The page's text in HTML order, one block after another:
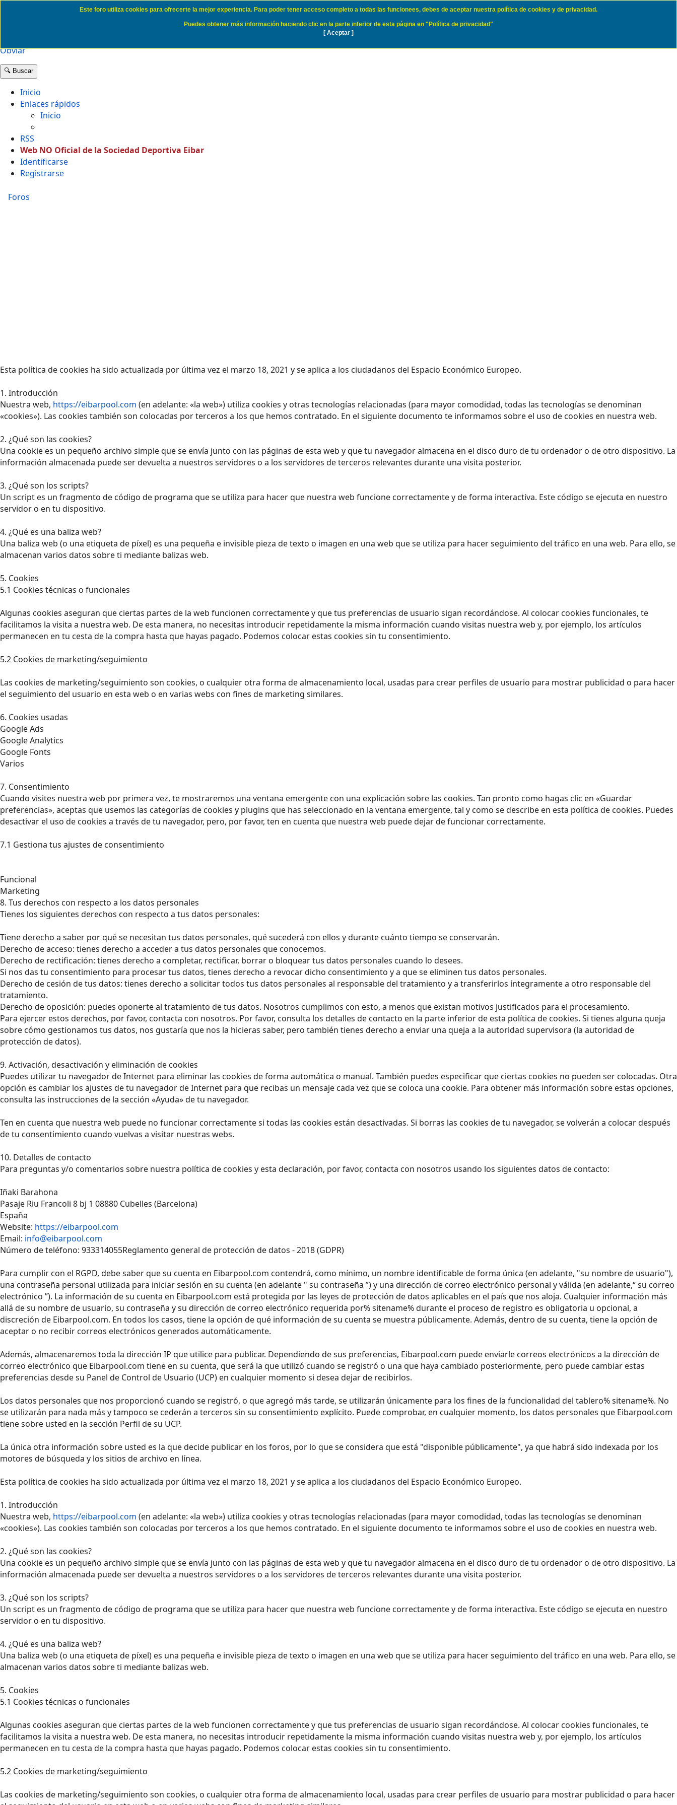
Politica de Cookies SD Eibar
Obviar
🔍 Buscar
Inicio
Enlaces rápidos
Inicio
RSS
Web NO Oficial de la Sociedad Deportiva Eibar
Identificarse
Registrarse
Foros
Esta política de cookies ha sido actualizada por última vez el marzo 18, 2021 y se aplica a los ciudadanos del Espacio Económico Europeo.
1. Introducción
Nuestra web, https://eibarpool.com (en adelante: «la web») utiliza cookies y otras tecnologías relacionadas (para mayor comodidad, todas las tecnologías se denominan
«cookies»). Las cookies también son colocadas por terceros a los que hemos contratado. En el siguiente documento te informamos sobre el uso de cookies en nuestra web.
2. ¿Qué son las cookies?
Una cookie es un pequeño archivo simple que se envía junto con las páginas de esta web y que tu navegador almacena en el disco duro de tu ordenador o de otro dispositivo. La
información almacenada puede ser devuelta a nuestros servidores o a los servidores de terceros relevantes durante una visita posterior.
3. ¿Qué son los scripts?
Un script es un fragmento de código de programa que se utiliza para hacer que nuestra web funcione correctamente y de forma interactiva. Este código se ejecuta en nuestro
servidor o en tu dispositivo.
4. ¿Qué es una baliza web?
Una baliza web (o una etiqueta de píxel) es una pequeña e invisible pieza de texto o imagen en una web que se utiliza para hacer seguimiento del tráfico en una web. Para ello, se
almacenan varios datos sobre ti mediante balizas web.
5. Cookies
5.1 Cookies técnicas o funcionales
Algunas cookies aseguran que ciertas partes de la web funcionen correctamente y que tus preferencias de usuario sigan recordándose. Al colocar cookies funcionales, te
facilitamos la visita a nuestra web. De esta manera, no necesitas introducir repetidamente la misma información cuando visitas nuestra web y, por ejemplo, los artículos
permanecen en tu cesta de la compra hasta que hayas pagado. Podemos colocar estas cookies sin tu consentimiento.
5.2 Cookies de marketing/seguimiento
Las cookies de marketing/seguimiento son cookies, o cualquier otra forma de almacenamiento local, usadas para crear perfiles de usuario para mostrar publicidad o para hacer
el seguimiento del usuario en esta web o en varias webs con fines de marketing similares.
6. Cookies usadas
Google Ads
Google Analytics
Google Fonts
Varios
7. Consentimiento
Cuando visites nuestra web por primera vez, te mostraremos una ventana emergente con una explicación sobre las cookies. Tan pronto como hagas clic en «Guardar
preferencias», aceptas que usemos las categorías de cookies y plugins que has seleccionado en la ventana emergente, tal y como se describe en esta política de cookies. Puedes
desactivar el uso de cookies a través de tu navegador, pero, por favor, ten en cuenta que nuestra web puede dejar de funcionar correctamente.
7.1 Gestiona tus ajustes de consentimiento
Funcional
Marketing
8. Tus derechos con respecto a los datos personales
Tienes los siguientes derechos con respecto a tus datos personales:
Tiene derecho a saber por qué se necesitan tus datos personales, qué sucederá con ellos y durante cuánto tiempo se conservarán.
Derecho de acceso: tienes derecho a acceder a tus datos personales que conocemos.
Derecho de rectificación: tienes derecho a completar, rectificar, borrar o bloquear tus datos personales cuando lo desees.
Si nos das tu consentimiento para procesar tus datos, tienes derecho a revocar dicho consentimiento y a que se eliminen tus datos personales.
Derecho de cesión de tus datos: tienes derecho a solicitar todos tus datos personales al responsable del tratamiento y a transferirlos íntegramente a otro responsable del
tratamiento.
Derecho de oposición: puedes oponerte al tratamiento de tus datos. Nosotros cumplimos con esto, a menos que existan motivos justificados para el procesamiento.
Para ejercer estos derechos, por favor, contacta con nosotros. Por favor, consulta los detalles de contacto en la parte inferior de esta política de cookies. Si tienes alguna queja
sobre cómo gestionamos tus datos, nos gustaría que nos la hicieras saber, pero también tienes derecho a enviar una queja a la autoridad supervisora (la autoridad de
protección de datos).
9. Activación, desactivación y eliminación de cookies
Puedes utilizar tu navegador de Internet para eliminar las cookies de forma automática o manual. También puedes especificar que ciertas cookies no pueden ser colocadas. Otra
opción es cambiar los ajustes de tu navegador de Internet para que recibas un mensaje cada vez que se coloca una cookie. Para obtener más información sobre estas opciones,
consulta las instrucciones de la sección «Ayuda» de tu navegador.
Ten en cuenta que nuestra web puede no funcionar correctamente si todas las cookies están desactivadas. Si borras las cookies de tu navegador, se volverán a colocar después
de tu consentimiento cuando vuelvas a visitar nuestras webs.
10. Detalles de contacto
Para preguntas y/o comentarios sobre nuestra política de cookies y esta declaración, por favor, contacta con nosotros usando los siguientes datos de contacto:
Iñaki Barahona
Pasaje Riu Francoli 8 bj 1 08880 Cubelles (Barcelona)
España
Website: https://eibarpool.com
Email: info@eibarpool.com
Número de teléfono: 933314055Reglamento general de protección de datos - 2018 (GDPR)
Para cumplir con el RGPD, debe saber que su cuenta en Eibarpool.com contendrá, como mínimo, un nombre identificable de forma única (en adelante, "su nombre de usuario"),
una contraseña personal utilizada para iniciar sesión en su cuenta (en adelante " su contraseña ”) y una dirección de correo electrónico personal y válida (en adelante,“ su correo
electrónico ”). La información de su cuenta en Eibarpool.com está protegida por las leyes de protección de datos aplicables en el país que nos aloja. Cualquier información más
allá de su nombre de usuario, su contraseña y su dirección de correo electrónico requerida por% sitename% durante el proceso de registro es obligatoria u opcional, a
discreción de Eibarpool.com. En todos los casos, tiene la opción de qué información de su cuenta se muestra públicamente. Además, dentro de su cuenta, tiene la opción de
aceptar o no recibir correos electrónicos generados automáticamente.
Además, almacenaremos toda la dirección IP que utilice para publicar. Dependiendo de sus preferencias, Eibarpool.com puede enviarle correos electrónicos a la dirección de
correo electrónico que Eibarpool.com tiene en su cuenta, que será la que utilizó cuando se registró o una que haya cambiado posteriormente, pero puede cambiar estas
preferencias desde su Panel de Control de Usuario (UCP) en cualquier momento si desea dejar de recibirlos.
Los datos personales que nos proporcionó cuando se registró, o que agregó más tarde, se utilizarán únicamente para los fines de la funcionalidad del tablero% sitename%. No
se utilizarán para nada más y tampoco se cederán a terceros sin su consentimiento explícito. Puede comprobar, en cualquier momento, los datos personales que Eibarpool.com
tiene sobre usted en la sección Perfil de su UCP.
La única otra información sobre usted es la que decide publicar en los foros, por lo que se considera que está "disponible públicamente", ya que habrá sido indexada por los
motores de búsqueda y los sitios de archivo en línea.
Esta política de cookies ha sido actualizada por última vez el marzo 18, 2021 y se aplica a los ciudadanos del Espacio Económico Europeo.
1. Introducción
Nuestra web, https://eibarpool.com (en adelante: «la web») utiliza cookies y otras tecnologías relacionadas (para mayor comodidad, todas las tecnologías se denominan
«cookies»). Las cookies también son colocadas por terceros a los que hemos contratado. En el siguiente documento te informamos sobre el uso de cookies en nuestra web.
2. ¿Qué son las cookies?
Una cookie es un pequeño archivo simple que se envía junto con las páginas de esta web y que tu navegador almacena en el disco duro de tu ordenador o de otro dispositivo. La
información almacenada puede ser devuelta a nuestros servidores o a los servidores de terceros relevantes durante una visita posterior.
3. ¿Qué son los scripts?
Un script es un fragmento de código de programa que se utiliza para hacer que nuestra web funcione correctamente y de forma interactiva. Este código se ejecuta en nuestro
servidor o en tu dispositivo.
4. ¿Qué es una baliza web?
Una baliza web (o una etiqueta de píxel) es una pequeña e invisible pieza de texto o imagen en una web que se utiliza para hacer seguimiento del tráfico en una web. Para ello, se
almacenan varios datos sobre ti mediante balizas web.
5. Cookies
5.1 Cookies técnicas o funcionales
Algunas cookies aseguran que ciertas partes de la web funcionen correctamente y que tus preferencias de usuario sigan recordándose. Al colocar cookies funcionales, te
facilitamos la visita a nuestra web. De esta manera, no necesitas introducir repetidamente la misma información cuando visitas nuestra web y, por ejemplo, los artículos
permanecen en tu cesta de la compra hasta que hayas pagado. Podemos colocar estas cookies sin tu consentimiento.
5.2 Cookies de marketing/seguimiento
Las cookies de marketing/seguimiento son cookies, o cualquier otra forma de almacenamiento local, usadas para crear perfiles de usuario para mostrar publicidad o para hacer
Este foro utiliza cookies para ofrecerte la mejor experiencia. Para poder tener acceso completo a todas las funcionees, debes de aceptar nuestra política de cookies y de privacidad.
Puedes obtener más información haciendo clic en la parte inferior de esta página en "Política de privacidad"
[ Aceptar ]